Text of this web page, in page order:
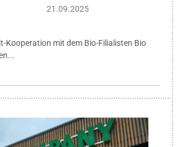
21.09.2025
Kooperation mit dem Bio-Filialisten Bio